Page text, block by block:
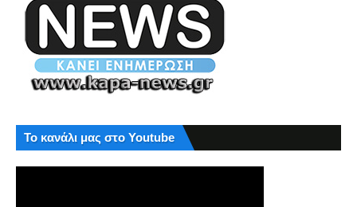
Το κανάλι μας στο Youtube